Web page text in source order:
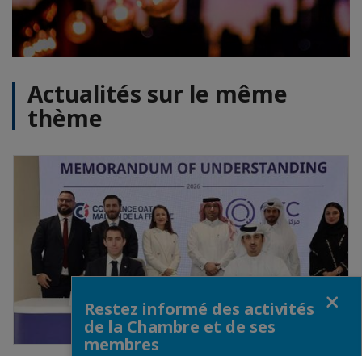
Actualités sur le même
thème
Restez informé des activités
de la Chambre et de ses
membres